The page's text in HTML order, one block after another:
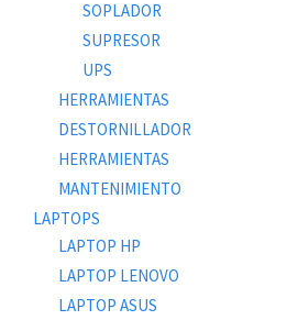
SOPLADOR
SUPRESOR
UPS
HERRAMIENTAS
DESTORNILLADOR
HERRAMIENTAS
MANTENIMIENTO
LAPTOPS
LAPTOP HP
LAPTOP LENOVO
LAPTOP ASUS